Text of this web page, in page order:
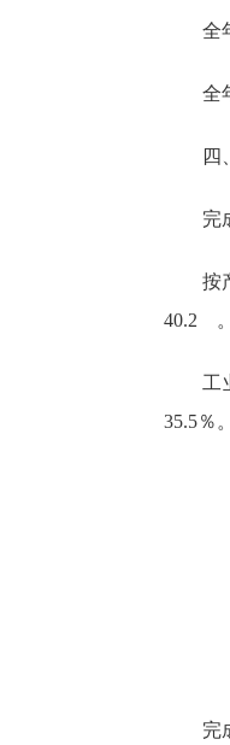
全
全
四
完
按
40.2 。
工
35.5％。
完